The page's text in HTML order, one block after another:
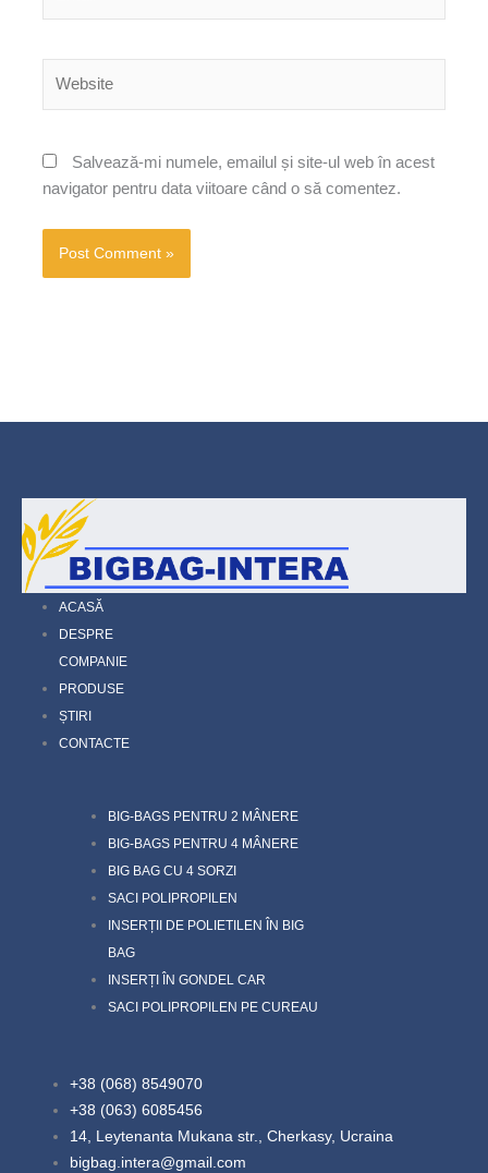
Salvează-mi numele, emailul și site-ul web în acest
navigator pentru data viitoare când o să comentez.
ACASĂ
DESPRE
COMPANIE
PRODUSE
ȘTIRI
CONTACTE
BIG-BAGS PENTRU 2 MÂNERE
BIG-BAGS PENTRU 4 MÂNERE
BIG BAG CU 4 SORZI
SACI POLIPROPILEN
INSERȚII DE POLIETILEN ÎN BIG
BAG
INSERȚI ÎN GONDEL CAR
SACI POLIPROPILEN PE CUREAU
+38 (068) 8549070
+38 (063) 6085456
14, Leytenanta Mukana str., Cherkasy, Ucraina
bigbag.intera@gmail.com